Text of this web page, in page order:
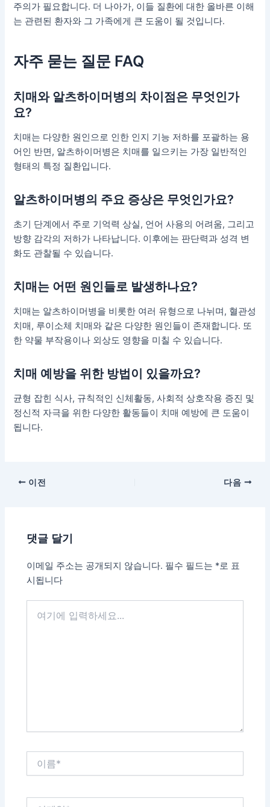
주의가 필요합니다. 더 나아가, 이들 질환에 대한 올바른 이해
는 관련된 환자와 그 가족에게 큰 도움이 될 것입니다.
자주 묻는 질문 FAQ
치매와 알츠하이머병의 차이점은 무엇인가
요?
치매는 다양한 원인으로 인한 인지 기능 저하를 포괄하는 용
어인 반면, 알츠하이머병은 치매를 일으키는 가장 일반적인
형태의 특정 질환입니다.
알츠하이머병의 주요 증상은 무엇인가요?
초기 단계에서 주로 기억력 상실, 언어 사용의 어려움, 그리고
방향 감각의 저하가 나타납니다. 이후에는 판단력과 성격 변
화도 관찰될 수 있습니다.
치매는 어떤 원인들로 발생하나요?
치매는 알츠하이머병을 비롯한 여러 유형으로 나뉘며, 혈관성
치매, 루이소체 치매와 같은 다양한 원인들이 존재합니다. 또
한 약물 부작용이나 외상도 영향을 미칠 수 있습니다.
치매 예방을 위한 방법이 있을까요?
균형 잡힌 식사, 규칙적인 신체활동, 사회적 상호작용 증진 및
정신적 자극을 위한 다양한 활동들이 치매 예방에 큰 도움이
됩니다.
이전 다음
댓글 달기
이메일 주소는 공개되지 않습니다. 필수 필드는 *로 표
시됩니다